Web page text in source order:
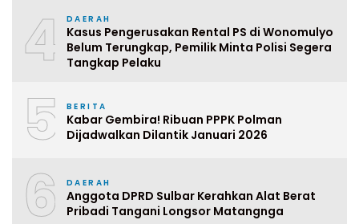
4 DAERAH
Kasus Pengerusakan Rental PS di Wonomulyo
Belum Terungkap, Pemilik Minta Polisi Segera
Tangkap Pelaku
5 BERITA
Kabar Gembira! Ribuan PPPK Polman
Dijadwalkan Dilantik Januari 2026
6 DAERAH
Anggota DPRD Sulbar Kerahkan Alat Berat
Pribadi Tangani Longsor Matangnga